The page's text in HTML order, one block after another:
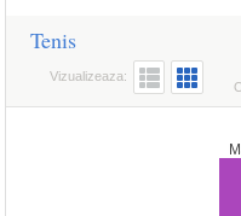
Tenis
Vizualizeaza: